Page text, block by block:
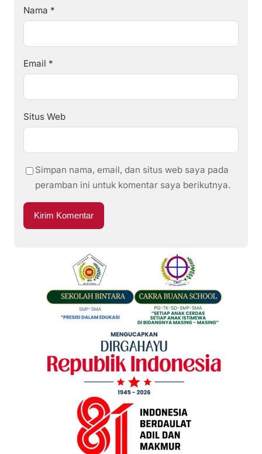
Nama *
Email *
Situs Web
Simpan nama, email, dan situs web saya pada
peramban ini untuk komentar saya berikutnya.